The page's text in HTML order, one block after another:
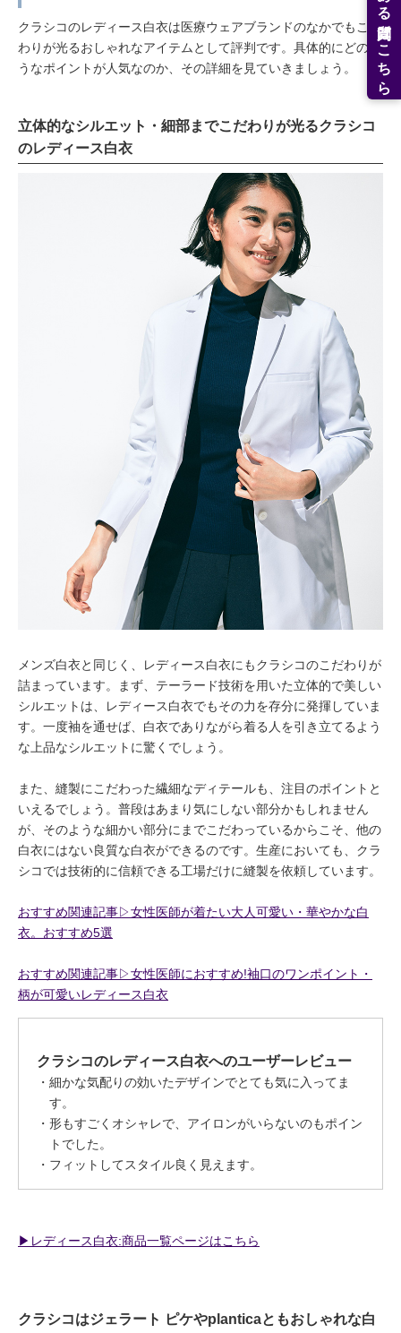
クラシコのレディース白衣は医療ウェアブランドのなかでもこだ
わりが光るおしゃれなアイテムとして評判です。具体的にどのよ
うなポイントが人気なのか、その詳細を見ていきましょう。
立体的なシルエット・細部までこだわりが光るクラシコ
のレディース白衣
メンズ白衣と同じく、レディース白衣にもクラシコのこだわりが
詰まっています。まず、テーラード技術を用いた立体的で美しい
シルエットは、レディース白衣でもその力を存分に発揮していま
す。一度袖を通せば、白衣でありながら着る人を引き立てるよう
な上品なシルエットに驚くでしょう。
また、縫製にこだわった繊細なディテールも、注目のポイントと
いえるでしょう。普段はあまり気にしない部分かもしれません
が、そのような細かい部分にまでこだわっているからこそ、他の
白衣にはない良質な白衣ができるのです。生産においても、クラ
シコでは技術的に信頼できる工場だけに縫製を依頼しています。
おすすめ関連記事▷女性医師が着たい大人可愛い・華やかな白
衣。おすすめ5選
おすすめ関連記事▷女性医師におすすめ!袖口のワンポイント・
柄が可愛いレディース白衣
クラシコのレディース白衣へのユーザーレビュー
細かな気配りの効いたデザインでとても気に入ってま
す。
形もすごくオシャレで、アイロンがいらないのもポイン
トでした。
フィットしてスタイル良く見えます。
▶︎レディース白衣:商品一覧ページはこちら
クラシコはジェラート ピケやplanticaともおしゃれな白